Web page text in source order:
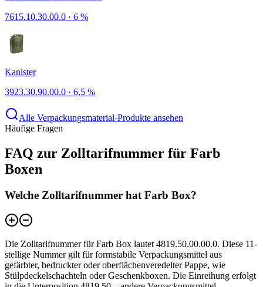
7615.10.30.00.0 · 6 %
Kanister
3923.30.90.00.0 · 6,5 %
Alle Verpackungsmaterial-Produkte ansehen
Häufige Fragen
FAQ zur Zolltarifnummer für Farb
Boxen
Welche Zolltarifnummer hat Farb Box?
Die Zolltarifnummer für Farb Box lautet 4819.50.00.00.0. Diese 11-
stellige Nummer gilt für formstabile Verpackungsmittel aus
gefärbter, bedruckter oder oberflächenveredelter Pappe, wie
Stülpdeckelschachteln oder Geschenkboxen. Die Einreihung erfolgt